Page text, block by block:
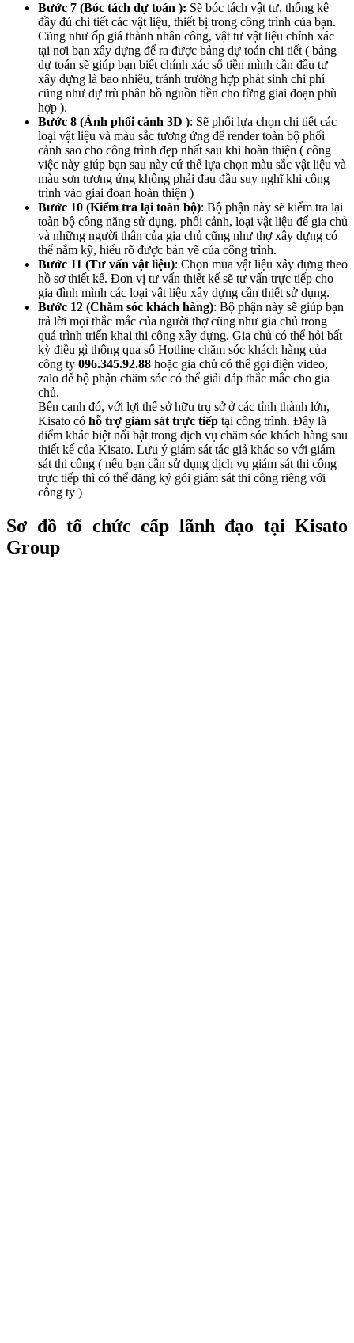
Bước 7 (Bóc tách dự toán ): Sẽ bóc tách vật tư, thống kê
đầy đủ chi tiết các vật liệu, thiết bị trong công trình của bạn.
Cũng như ốp giá thành nhân công, vật tư vật liệu chính xác
tại nơi bạn xây dựng để ra được bảng dự toán chi tiết ( bảng
dự toán sẽ giúp bạn biết chính xác số tiền mình cần đầu tư
xây dựng là bao nhiêu, tránh trường hợp phát sinh chi phí
cũng như dự trù phân bồ nguồn tiền cho từng giai đoạn phù
hợp ).
Bước 8 (Ảnh phối cảnh 3D ): Sẽ phối lựa chọn chi tiết các
loại vật liệu và màu sắc tương ứng để render toàn bộ phối
cảnh sao cho công trình đẹp nhất sau khi hoàn thiện ( công
việc này giúp bạn sau này cứ thế lựa chọn màu sắc vật liệu và
màu sơn tương ứng không phải đau đầu suy nghĩ khi công
trình vào giai đoạn hoàn thiện )
Bước 10 (Kiểm tra lại toàn bộ): Bộ phận này sẽ kiểm tra lại
toàn bộ công năng sử dụng, phối cảnh, loại vật liệu để gia chủ
và những người thân của gia chủ cũng như thợ xây dựng có
thể nắm kỹ, hiểu rõ được bản vẽ của công trình.
Bước 11 (Tư vấn vật liệu): Chọn mua vật liệu xây dựng theo
hồ sơ thiết kế. Đơn vị tư vấn thiết kế sẽ tư vấn trực tiếp cho
gia đình mình các loại vật liệu xây dựng cần thiết sử dụng.
Bước 12 (Chăm sóc khách hàng): Bộ phận này sẽ giúp bạn
trả lời mọi thắc mắc của người thợ cũng như gia chủ trong
quá trình triển khai thi công xây dựng. Gia chủ có thể hỏi bất
kỳ điều gì thông qua số Hotline chăm sóc khách hàng của
công ty 096.345.92.88 hoặc gia chủ có thể gọi điện video,
zalo để bộ phận chăm sóc có thể giải đáp thắc mắc cho gia
chủ.
Bên cạnh đó, với lợi thế sở hữu trụ sở ở các tỉnh thành lớn,
Kisato có hỗ trợ giám sát trực tiếp tại công trình. Đây là
điểm khác biệt nổi bật trong dịch vụ chăm sóc khách hàng sau
thiết kế của Kisato. Lưu ý giám sát tác giả khác so với giám
sát thi công ( nếu bạn cần sử dụng dịch vụ giám sát thi công
trực tiếp thì có thể đăng ký gói giám sát thi công riêng với
công ty )
Sơ đồ tổ chức cấp lãnh đạo tại Kisato
Group